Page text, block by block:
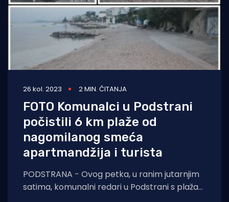
26 kol. 2023 2 MIN. ČITANJA
FOTO Komunalci u Podstrani
počistili 6 km plaže od
nagomilanog smeća
apartmandžija i turista
PODSTRANA - Ovog petka, u ranim jutarnjim
satima, komunalni redari u Podstrani s plaža